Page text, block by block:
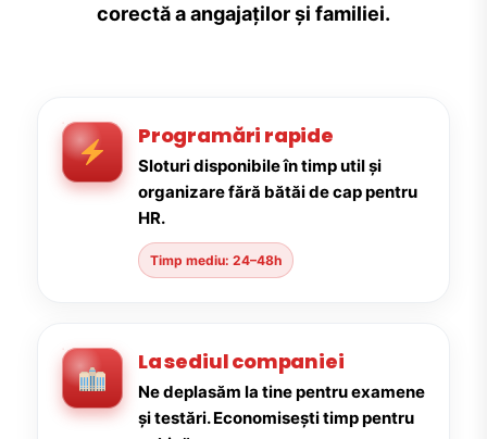
corectă a angajaților și familiei.
Programări rapide
Sloturi disponibile în timp util și
organizare fără bătăi de cap pentru
HR.
Timp mediu: 24–48h
La sediul companiei
Ne deplasăm la tine pentru examene
și testări. Economisești timp pentru